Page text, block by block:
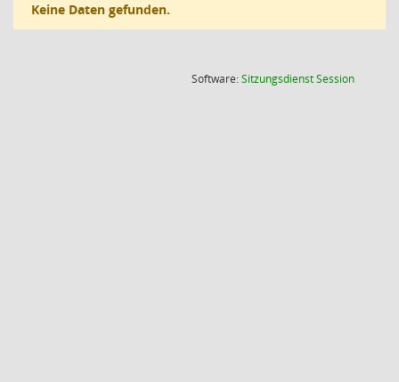
Keine Daten gefunden.
Software:SitzungsdienstSession(Wird in